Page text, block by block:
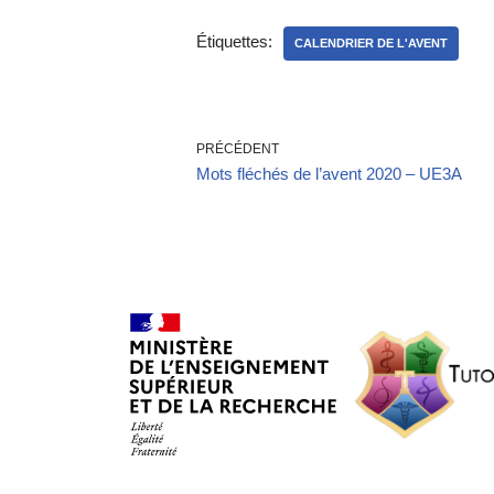
Étiquettes: CALENDRIER DE L'AVENT
PRÉCÉDENT
Mots fléchés de l’avent 2020 – UE3A